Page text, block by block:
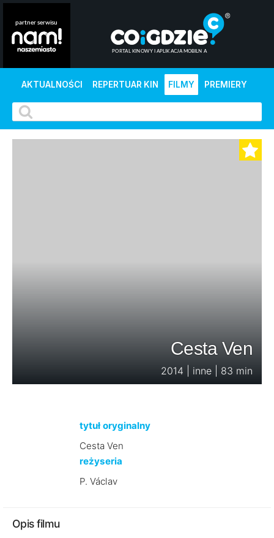
AKTUALNOŚCI REPERTUAR KIN FILMY PREMIERY
Cesta Ven
2014 | inne | 83 min
tytuł oryginalny
Cesta Ven
reżyseria
P. Václav
Opis filmu